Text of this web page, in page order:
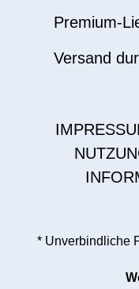
Premium-
Versand
* Unverbindliche